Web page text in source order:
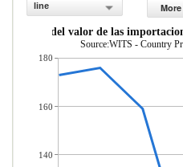
line
ndice del valor de las
Source:WITS - Country
180
160
140